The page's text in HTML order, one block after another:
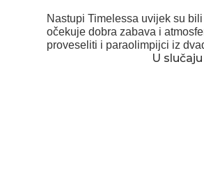
Nastupi Timelessa uvijek su
očekuje dobra zabava i
proveseliti i paraolimpijci iz
U